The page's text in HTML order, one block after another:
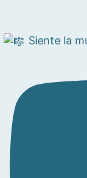
Siente la